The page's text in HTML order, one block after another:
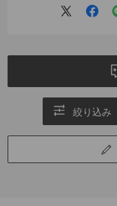
絞り込み